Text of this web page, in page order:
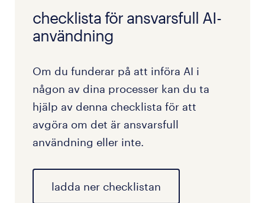
checklista för ansvarsfull AI-
användning
Om du funderar på att införa AI i
någon av dina processer kan du ta
hjälp av denna checklista för att
avgöra om det är ansvarsfull
användning eller inte.
ladda ner checklistan